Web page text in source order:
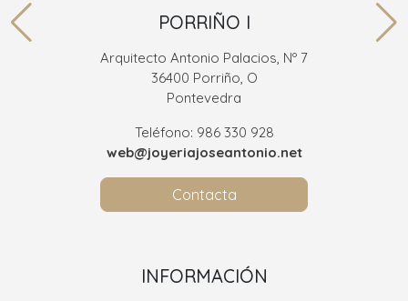
PORRIÑO I
Arquitecto Antonio Palacios, Nº 7
36400 Porriño, O
Pontevedra
Teléfono: 986 330 928
web@joyeriajoseantonio.net
Contacta
INFORMACIÓN